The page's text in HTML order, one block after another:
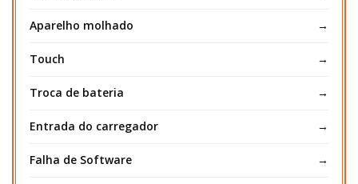
Aparelho molhado
Touch
Troca de bateria
Entrada do carregador
Falha de Software